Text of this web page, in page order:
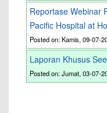
Reportase Webinar
Pacific Hospital at
Posted on: Kamis, 09-07-
Laporan Khusus
Posted on: Jumat, 03-07-